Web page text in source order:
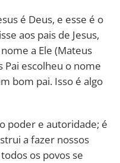
é Deus, e esse é o
aos pais de Jesus,
a Ele (Mateus
Pai escolheu o nome
bom pai. Isso é algo
poder e autoridade; é
a fazer nossos
os povos se